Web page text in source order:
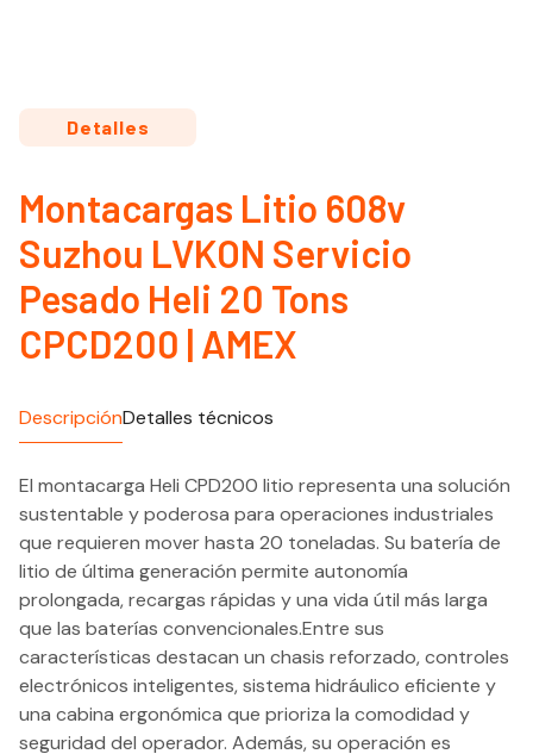
Detalles
Montacargas Litio 608v
Suzhou LVKON Servicio
Pesado Heli 20 Tons
CPCD200 | AMEX
DescripciónDetalles técnicos
El montacarga Heli CPD200 litio representa una solución
sustentable y poderosa para operaciones industriales
que requieren mover hasta 20 toneladas. Su batería de
litio de última generación permite autonomía
prolongada, recargas rápidas y una vida útil más larga
que las baterías convencionales.Entre sus
características destacan un chasis reforzado, controles
electrónicos inteligentes, sistema hidráulico eficiente y
una cabina ergonómica que prioriza la comodidad y
seguridad del operador. Además, su operación es